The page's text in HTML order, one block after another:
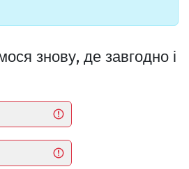
знову, де завгодно і